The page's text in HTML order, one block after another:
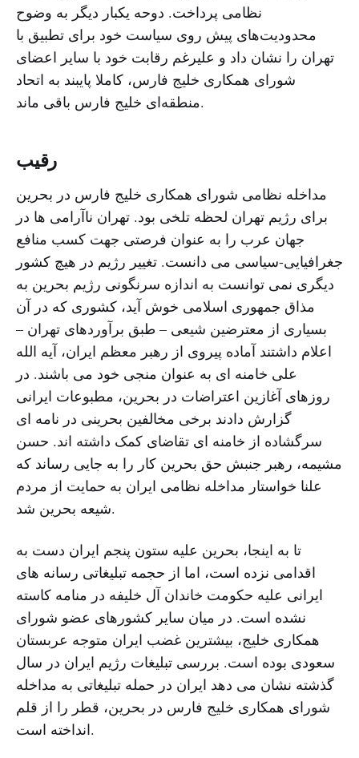
نظامی پرداخت. دوحه یکبار دیگر به وضوح
محدودیت‌های پیش روی سیاست خود برای تطبیق با
تهران را نشان داد و علیرغم رقابت خود با سایر اعضای
شورای همکاری خلیج فارس، کاملا پایبند به اتحاد
منطقه‌ای خلیج فارس باقی ماند.
رقیب
مداخله نظامی شورای همکاری خلیج فارس در بحرین
برای رژیم تهران لحظه تلخی بود. تهران ناآرامی ها در
جهان عرب را به عنوان فرصتی جهت کسب منافع
جغرافیایی-سیاسی می دانست. تغییر رژیم در هیچ کشور
دیگری نمی توانست به اندازه سرنگونی رژیم بحرین به
مذاق جمهوری اسلامی خوش آید، کشوری که در آن
بسیاری از معترضین شیعی – طبق برآوردهای تهران –
اعلام داشتند آماده پیروی از رهبر معظم ایران، آیه الله
علی خامنه ای به عنوان منجی خود می باشند. در
روزهای آغازین اعتراضات در بحرین، مطبوعات ایرانی
گزارش دادند برخی مخالفین بحرینی در نامه ای
سرگشاده از خامنه ای تقاضای کمک داشته اند. حسن
مشیمه، رهبر جنبش حق بحرین کار را به جایی رساند که
علنا خواستار مداخله نظامی ایران به حمایت از مردم
شیعه بحرین شد.
تا به اینجا، بحرین علیه ستون پنجم ایران دست به
اقدامی نزده است، اما از حجمه تبلیغاتی رسانه های
ایرانی علیه حکومت خاندان آل خلیفه در منامه کاسته
نشده است. در میان سایر کشورهای عضو شورای
همکاری خلیج، بیشترین غضب ایران متوجه عربستان
سعودی بوده است. بررسی تبلیغات رژیم ایران در سال
گذشته نشان می دهد ایران در حمله تبلیغاتی به مداخله
شورای همکاری خلیج فارس در بحرین، قطر را از قلم
انداخته است.